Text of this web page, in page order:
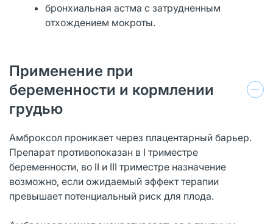
бронхиальная астма с затрудненным
отхождением мокроты.
Применение при
беременности и кормлении
грудью
Амброксол проникает через плацентарный барьер.
Препарат противопоказан в I триместре
беременности, во II и III триместре назначение
возможно, если ожидаемый эффект терапии
превышает потенциальный риск для плода.